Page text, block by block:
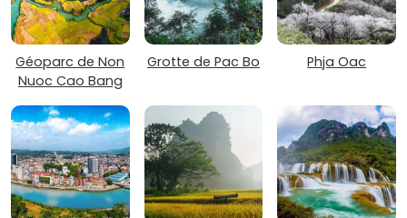
Géoparc de Non
Nuoc Cao Bang
Grotte de Pac Bo Phja Oac